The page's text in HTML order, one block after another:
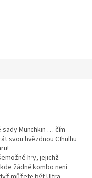
Munchkin … čím
svou hvězdnou Cthulhu
hry, jejichž
žádné kombo není